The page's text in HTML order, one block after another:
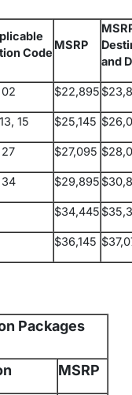
Code
MSRP
and
02 $22,895
15 $25,145
27 $27,095
34 $29,895
$34,445
$36,145
Packages
MSRP